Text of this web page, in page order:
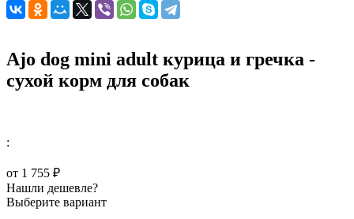
Ajo dog mini adult курица и гречка -
сухой корм для собак
:
от 1 755 ₽
Нашли дешевле?
Выберите вариант